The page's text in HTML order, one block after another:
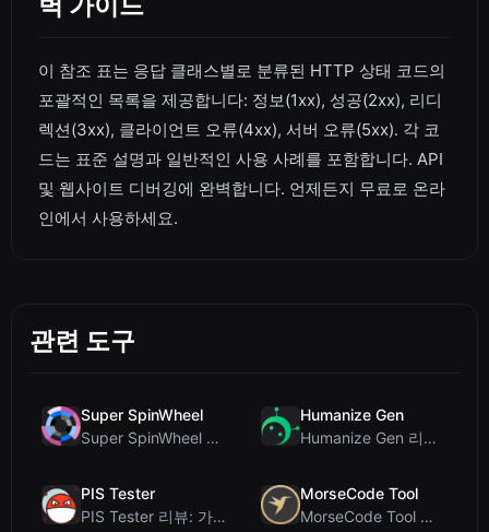
이 참조 표는 응답 클래스별로 분류된 HTTP 상태 코드의
포괄적인 목록을 제공합니다: 정보(1xx), 성공(2xx), 리디
렉션(3xx), 클라이언트 오류(4xx), 서버 오류(5xx). 각 코
드는 표준 설명과 일반적인 사용 사례를 포함합니다. API
및 웹사이트 디버깅에 완벽합니다. 언제든지 무료로 온라
인에서 사용하세요.
관련 도구
Super SpinWheel
Super SpinWheel 리뷰: 개인정보 보호 우선 무료 휠 스피너
Humanize Gen
Humanize Gen 리뷰: 이 무료 AI 휴머나이저 심층 분석
PIS Tester
PIS Tester 리뷰: 가짜 친구를 색출하는 AI 없는 우정 퀴즈
MorseCode Tool
MorseCode Tool 리뷰: 오디오 및 조명을 갖춘 무료 온라인 텍스트-모스 부호 변...